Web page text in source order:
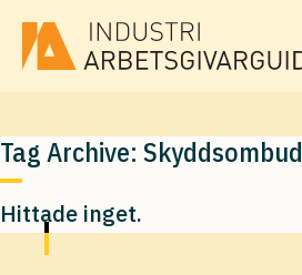
Tag Archive: Skyddsombud
Hittade inget.